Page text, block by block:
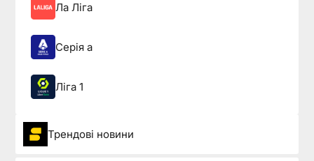
Ла Ліга
Серія а
Ліга 1
Трендові новини